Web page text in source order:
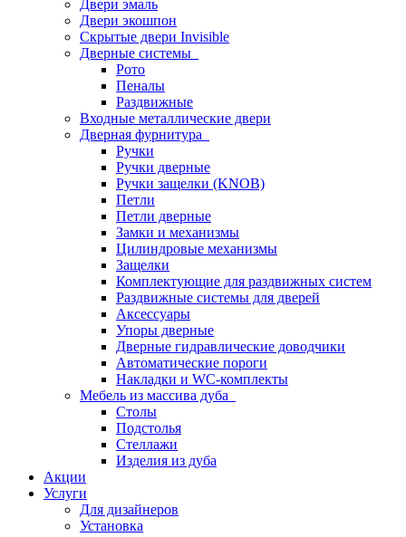
Двери эмаль
Двери экошпон
Скрытые двери Invisible
Дверные системы
Рото
Пеналы
Раздвижные
Входные металлические двери
Дверная фурнитура
Ручки
Ручки дверные
Ручки защелки (KNOB)
Петли
Петли дверные
Замки и механизмы
Цилиндровые механизмы
Защелки
Комплектующие для раздвижных систем
Раздвижные системы для дверей
Аксессуары
Упоры дверные
Дверные гидравлические доводчики
Автоматические пороги
Накладки и WC-комплекты
Мебель из массива дуба
Столы
Подстолья
Стеллажи
Изделия из дуба
Акции
Услуги
Для дизайнеров
Установка